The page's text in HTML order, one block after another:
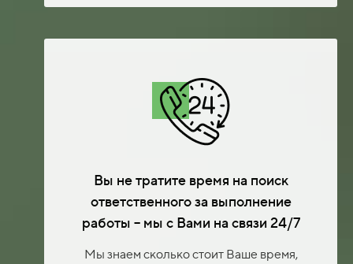
Вы не тратите время на поиск
ответственного за выполнение
работы – мы с Вами на связи 24/7
Мы знаем сколько стоит Ваше время,